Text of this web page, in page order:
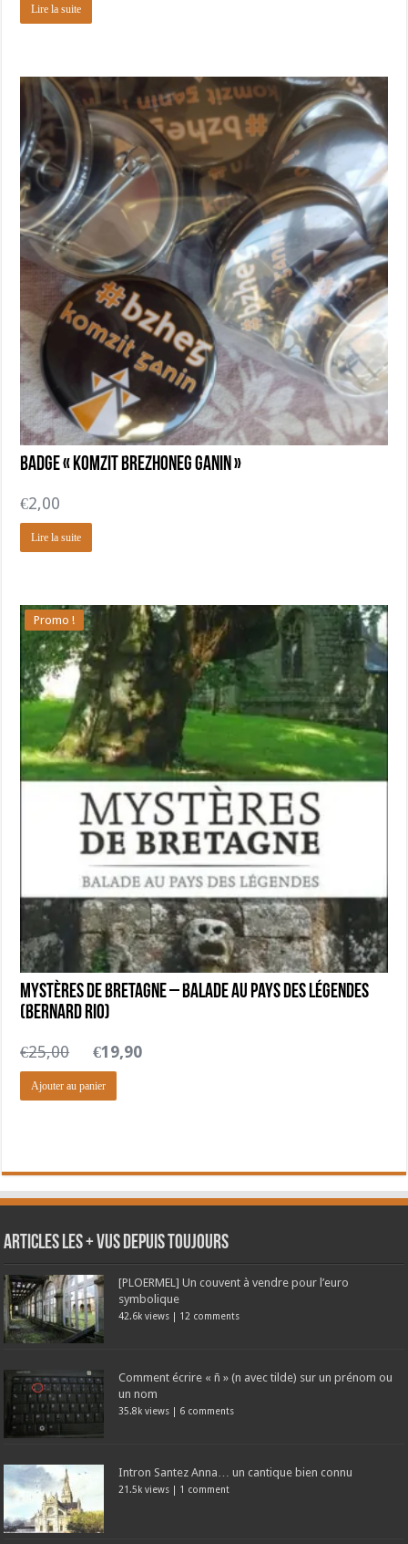
Lire la suite
Badge « Komzit brezhoneg ganin »
€2,00
Lire la suite
Promo !
Mystères de Bretagne – Balade au pays des légendes
(Bernard Rio)
€25,00
prix
initial
€19,90
Ajouter au panier
Articles les + vus depuis toujours
[PLOERMEL] Un couvent à vendre pour l’euro
symbolique
42.6k views | 12 comments
Comment écrire « ñ » (n avec tilde) sur un prénom ou
un nom
35.8k views | 6 comments
Intron Santez Anna… un cantique bien connu
21.5k views | 1 comment